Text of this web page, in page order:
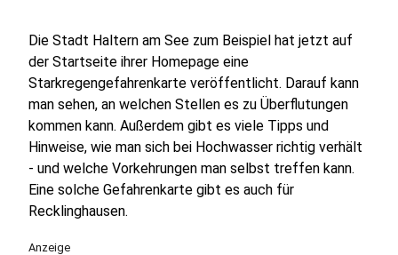
Die Stadt Haltern am See zum Beispiel hat jetzt auf
der Startseite ihrer Homepage eine
Starkregengefahrenkarte veröffentlicht. Darauf kann
man sehen, an welchen Stellen es zu Überflutungen
kommen kann. Außerdem gibt es viele Tipps und
Hinweise, wie man sich bei Hochwasser richtig verhält
- und welche Vorkehrungen man selbst treffen kann.
Eine solche Gefahrenkarte gibt es auch für
Recklinghausen.
Anzeige